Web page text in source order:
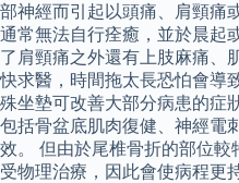
部神經而引起以頭痛、肩頸痛
通常無法自行痊癒，並於晨起
了肩頸痛之外還有上肢麻痛、
快求醫，時間拖太長恐怕會導
殊坐墊可改善大部分病患的症
包括骨盆底肌肉復健、神經電
效。 但由於尾椎骨折的部位
受物理治療，因此會使病程更